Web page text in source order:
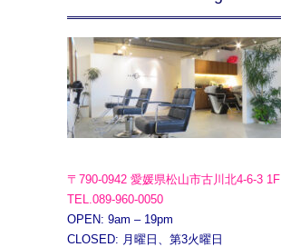
〒790-0942 愛媛県松山市古川北4-6-3 1F
TEL.089-960-0050
OPEN: 9am – 19pm
CLOSED: 月曜日、第3火曜日